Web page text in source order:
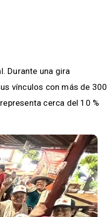
Durante una gira
vínculos con más de 300
cerca del 10 %